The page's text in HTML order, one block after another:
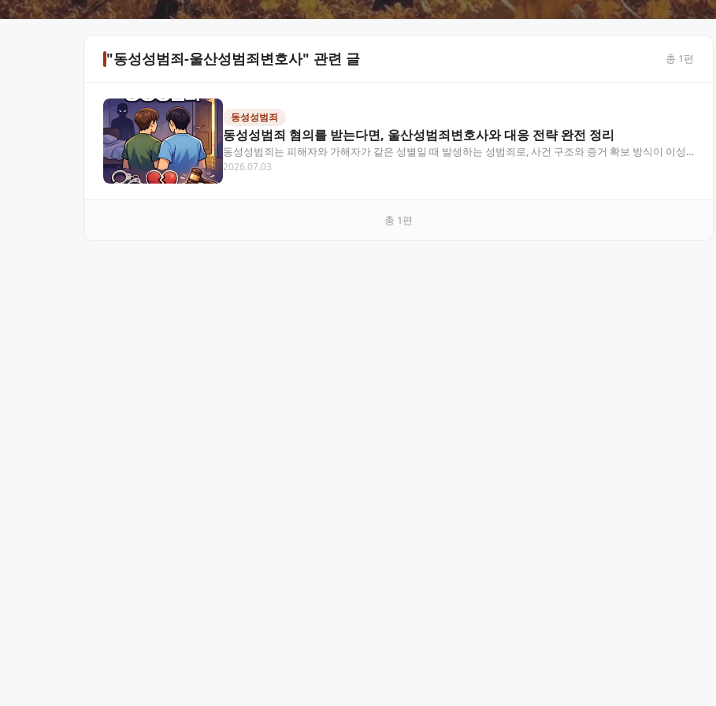
"동성성범죄-울산성범죄변호사" 관련 글 총 1편
동성성범죄
동성성범죄 혐의를 받는다면, 울산성범죄변호사와 대응 전략 완전 정리
동성성범죄는 피해자와 가해자가 같은 성별일 때 발생하는 성범죄로, 사건 구조와 증거 확보 방식이 이성
간 성범죄와 다를 수 있어요. 울산성범죄변호사의 조력을 통해 초기 단계부터 전…
2026.07.03
총 1편